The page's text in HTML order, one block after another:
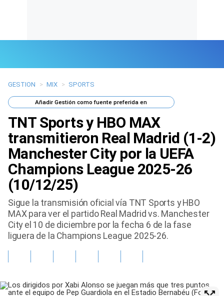
Últimas Noticias
Mi Bolsillo
Respuestas
Gente
Vida Laboral
Tendencias Mix
Sports
GESTION > MIX > SPORTS
AñadirGestión como fuente preferida en
TNT Sports y HBO MAX
transmitieron Real Madrid (1-2)
Manchester City por la UEFA
Champions League 2025-26
(10/12/25)
Sigue la transmisión oficial vía TNT Sports y HBO
MAX para ver el partido Real Madrid vs. Manchester
City el 10 de diciembre por la fecha 6 de la fase
liguera de la Champions League 2025-26.